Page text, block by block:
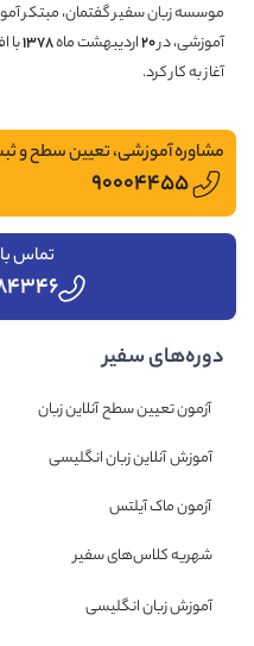
موسسه زبان سفیر گفتمان، مبتکر
آموزشی، در۲۰اردیبهشت ماه۱۳۷۸با
آغاز به کار کرد.
مشاوره آموزشی، تعیین سطح و
۹۰۰۰۴۴۵۵
تماس
دوره‌های سفیر
آزمون تعیین سطح آنلاین زبان
آموزش آنلاین زبان انگلیسی
آزمون ماک آیلتس
شهریه کلاس‌های سفیر
آموزش زبان انگلیسی